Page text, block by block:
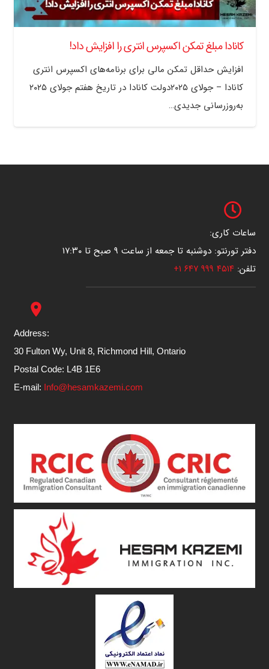
کانادا مبلغ تمکن اکسپرس انتری را افزایش داد!
افزایش حداقل تمکن مالی برای برنامه‌های اکسپرس انتری
کانادا – جولای ۲۰۲۵دولت کانادا در تاریخ هفتم جولای ۲۰۲۵
به‌روزرسانی جدیدی…
ساعات کاری:
دفتر تورنتو: دوشنبه تا جمعه از ساعت ۹ صبح تا ۱۷:۳۰
تلفن:۴۵۱۴ ۹۹۹ ۶۴۷ ۱+
place
Address:
30 Fulton Wy, Unit 8, Richmond Hill, Ontario
Postal Code: L4B 1E6
E-mail: Info@hesamkazemi.com